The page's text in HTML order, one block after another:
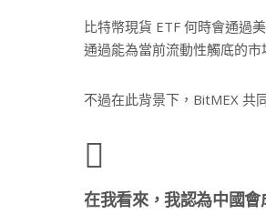
比特幣現貨 ETF 何時會通過
通過能為當前流動性觸底的市
不過在此背景下，BitMEX 共
在我看來，我認為中國